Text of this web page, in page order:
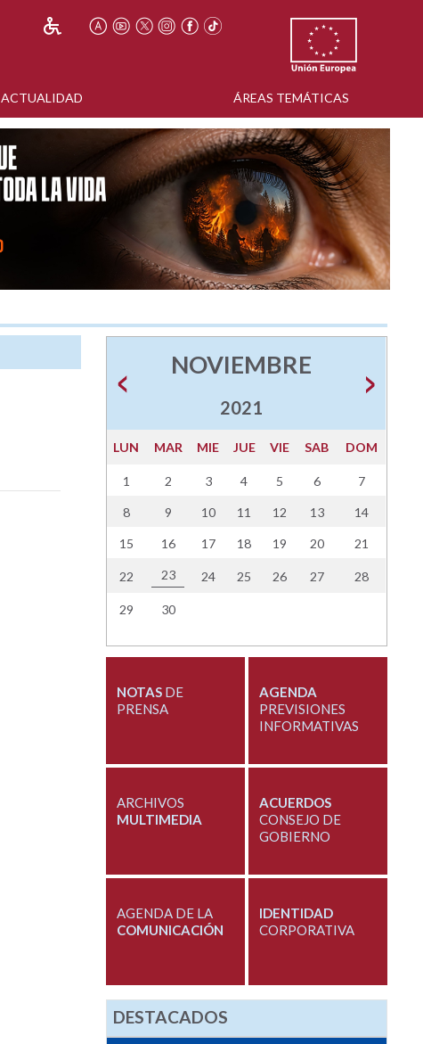
ACTUALIDAD ÁREAS TEMÁTICAS
NOVIEMBRE
2021
LUN MAR MIE JUE VIE SAB DOM
1 2 3 4 5 6 7
8 9 10 11 12 13 14
15 16 17 18 19 20 21
22 23 24 25 26 27 28
29 30
NOTASDE
PRENSA
AGENDA
PREVISIONES
INFORMATIVAS
ARCHIVOS
MULTIMEDIA
ACUERDOS
CONSEJO DE
GOBIERNO
AGENDA DE LA
COMUNICACIÓN
IDENTIDAD
CORPORATIVA
DESTACADOS